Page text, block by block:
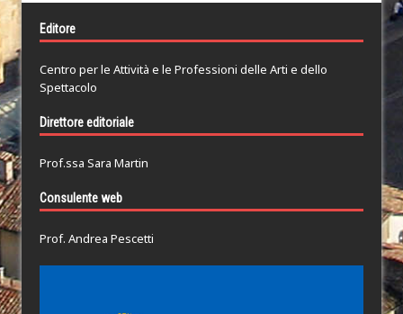
Editore
Centro per le Attività e le Professioni delle Arti e dello
Spettacolo
Direttore editoriale
Prof.ssa Sara Martin
Consulente web
Prof. Andrea Pescetti